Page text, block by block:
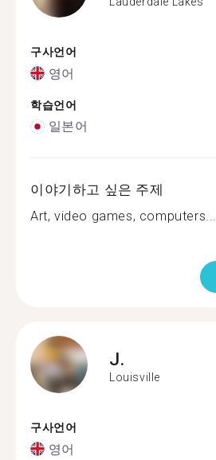
구사언어
영어
학습언어
일본어
이야기하고 싶은 주제
Art, video games, computers...
J.
Louisville
구사언어
영어